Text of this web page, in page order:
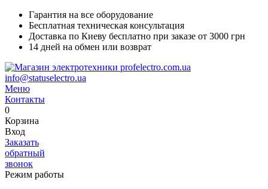
Гарантия на все оборудование
Бесплатная техническая консультация
Доставка по Киеву бесплатно при заказе от 3000 грн
14 дней на обмен или возврат
info@statuselectro.ua
Меню
Контакты
0
Корзина
Вход
Заказать
обратный
звонок
Режим работы